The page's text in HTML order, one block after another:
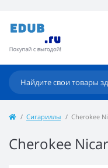
Сигариллы Cherokee
Cherokee